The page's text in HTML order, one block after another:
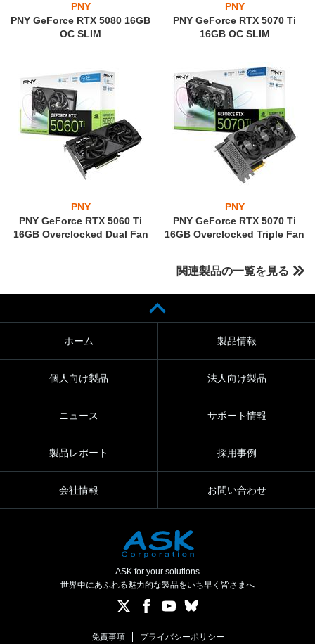
PNY
PNY GeForce RTX 5080 16GB
OC SLIM
PNY
PNY GeForce RTX 5070 Ti
16GB OC SLIM
PNY
PNY GeForce RTX 5060 Ti
16GB Overclocked Dual Fan
PNY
PNY GeForce RTX 5070 Ti
16GB Overclocked Triple Fan
関連製品の一覧を見る
ホーム 製品情報
個人向け製品 法人向け製品
ニュース サポート情報
製品レポート 採用事例
会社情報 お問い合わせ
ASK for your solutions
世界中にあふれる魅力的な製品をいち早く皆さまへ
免責事項 プライバシーポリシー